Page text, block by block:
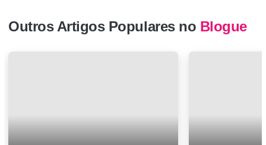
Outros Artigos Populares no Blogue